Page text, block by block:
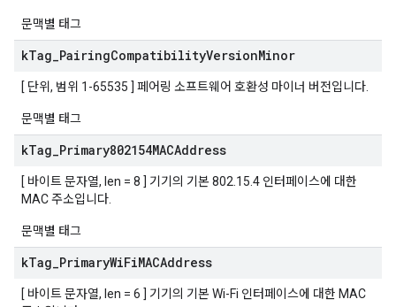
문맥별 태그
kTag PairingCompatibilityVersionMinor
[ 단위, 범위 1-65535 ] 페어링 소프트웨어 호환성 마이너 버전입니다.
문맥별 태그
kTag Primary802154MACAddress
[ 바이트 문자열, len = 8 ] 기기의 기본 802.15.4 인터페이스에 대한
MAC 주소입니다.
문맥별 태그
kTag PrimaryWiFiMACAddress
[ 바이트 문자열, len = 6 ] 기기의 기본 Wi-Fi 인터페이스에 대한 MAC